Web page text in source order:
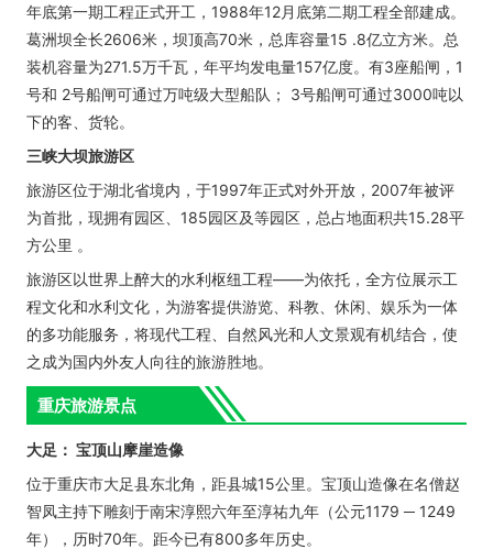
年底第一期工程正式开工，1988年12月底第二期工程全部建成。
葛洲坝全长2606米，坝顶高70米，总库容量15 .8亿立方米。总
装机容量为271.5万千瓦，年平均发电量157亿度。有3座船闸，1
号和 2号船闸可通过万吨级大型船队； 3号船闸可通过3000吨以
下的客、货轮。
三峡大坝旅游区
旅游区位于湖北省境内，于1997年正式对外开放，2007年被评
为首批，现拥有园区、185园区及等园区，总占地面积共15.28平
方公里 。
旅游区以世界上醉大的水利枢纽工程——为依托，全方位展示工
程文化和水利文化，为游客提供游览、科教、休闲、娱乐为一体
的多功能服务，将现代工程、自然风光和人文景观有机结合，使
之成为国内外友人向往的旅游胜地。
重庆旅游景点
大足： 宝顶山摩崖造像
位于重庆市大足县东北角，距县城15公里。宝顶山造像在名僧赵
智凤主持下雕刻于南宋淳熙六年至淳祐九年（公元1179 ─ 1249
年），历时70年。距今已有800多年历史。